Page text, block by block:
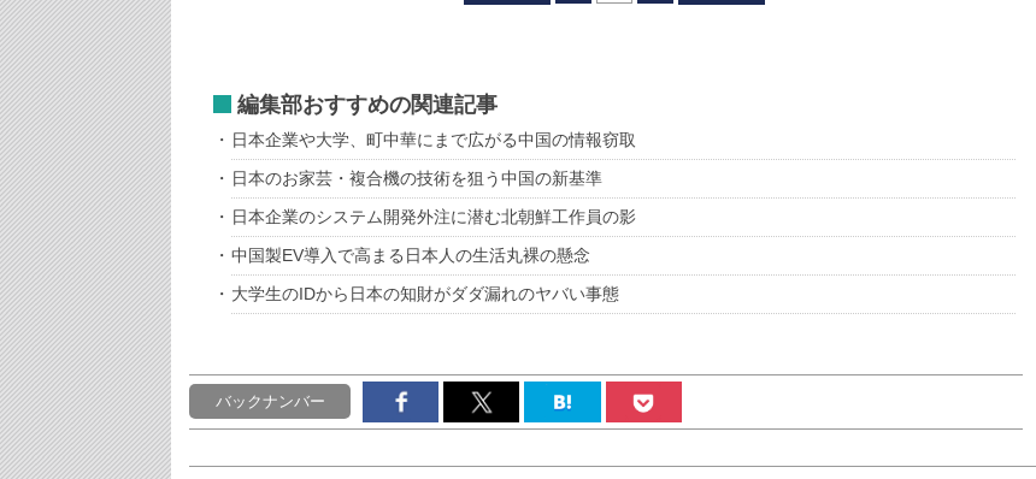
編集部おすすめの関連記事
日本企業や大学、町中華にまで広がる中国の情報窃取
日本のお家芸・複合機の技術を狙う中国の新基準
日本企業のシステム開発外注に潜む北朝鮮工作員の影
中国製EV導入で高まる日本人の生活丸裸の懸念
大学生のIDから日本の知財がダダ漏れのヤバい事態
バックナンバー